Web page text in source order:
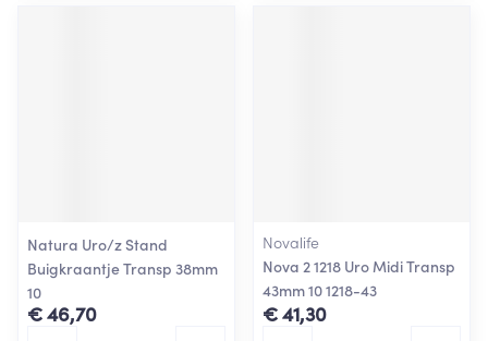
Natura Uro/z Stand
Buigkraantje Transp 38mm
10
€ 46,70
Novalife
Nova 2 1218 Uro Midi Transp
43mm 10 1218-43
€ 41,30